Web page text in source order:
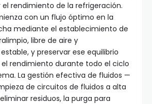
rendimiento de la refrigeración.
con un flujo óptimo en la
mediante el establecimiento de
libre de aire y
y preservar ese equilibrio
rendimiento durante todo el ciclo
La gestión efectiva de fluidos —
de circuitos de fluidos a alta
residuos, la purga para